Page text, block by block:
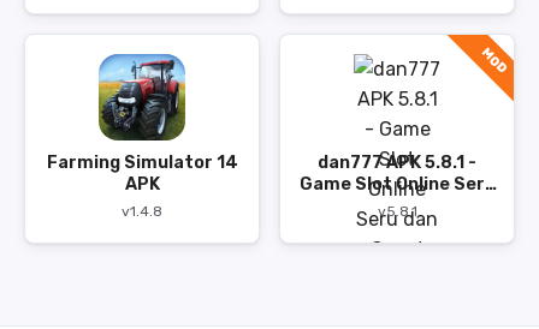
Farming Simulator 14
APK
v1.4.8
MOD
dan777 APK 5.8.1 -
Game Slot Online Seru
dan Cepat
v5.8.1